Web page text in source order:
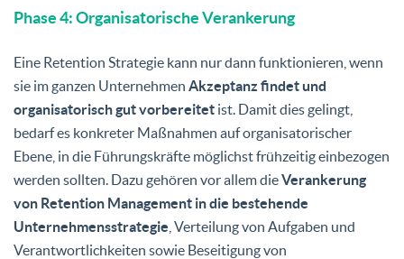
Phase 4: Organisatorische Verankerung
Eine Retention Strategie kann nur dann funktionieren, wenn
sie im ganzen Unternehmen Akzeptanz findet und
organisatorisch gut vorbereitet ist. Damit dies gelingt,
bedarf es konkreter Maßnahmen auf organisatorischer
Ebene, in die Führungskräfte möglichst frühzeitig einbezogen
werden sollten. Dazu gehören vor allem dieVerankerung
von Retention Management in die bestehende
Unternehmensstrategie , Verteilung von Aufgaben und
Verantwortlichkeiten sowie Beseitigung von